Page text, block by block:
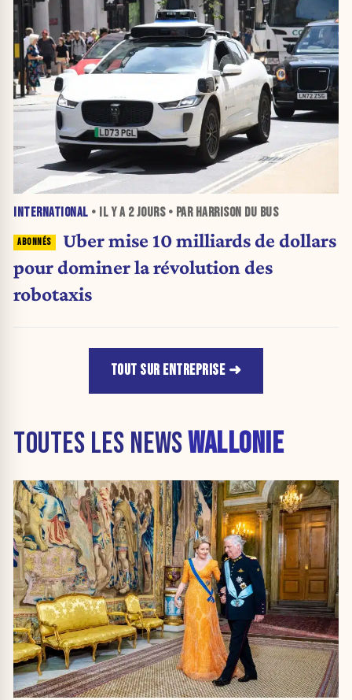
INTERNATIONAL • IL Y A 2 JOURS• PAR HARRISON DU BUS
Uber mise 10 milliards de dollars
pour dominer la révolution des
robotaxis
TOUT SUR ENTREPRISE
TOUTES LES NEWSWALLONIE